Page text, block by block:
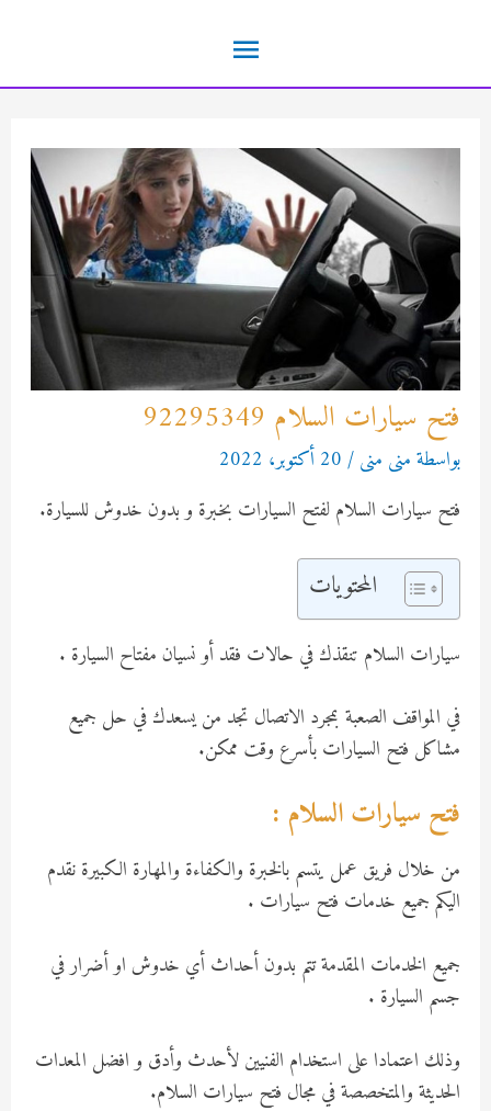
المحتوى
القائمة
الرئيسية
فتح سيارات السلام 92295349
بواسطة منى منى/20 أكتوبر، 2022
فتح سيارات السلام لفتح السيارات بخبرة و بدون خدوش للسيارة.
المحتويات
سيارات السلام تنقذك في حالات فقد أو نسيان مفتاح السيارة .
في المواقف الصعبة بمجرد الاتصال تجد من يسعدك في حل جميع
مشاكل فتح السيارات بأسرع وقت ممكن.
فتح سيارات السلام :
من خلال فريق عمل يتسم بالخبرة والكفاءة والمهارة الكبيرة نقدم
اليكم جميع خدمات فتح سيارات .
جميع الخدمات المقدمة تتم بدون أحداث أي خدوش او أضرار في
جسم السيارة .
وذلك اعتمادا على استخدام الفنيين لأحدث وأدق و افضل المعدات
الحديثة والمتخصصة في مجال فتح سيارات السلام.